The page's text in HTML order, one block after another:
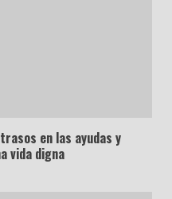
en las ayudas y
vida digna